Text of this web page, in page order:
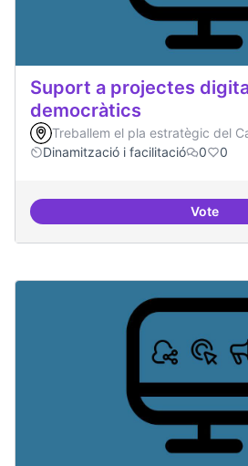
Suport a projectes
democràtics
Treballem el pla estratègic del
Dinamització i facilitació
0 0
Vote